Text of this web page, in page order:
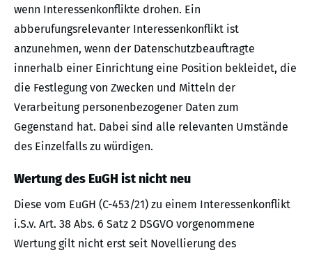
wenn Interessenkonflikte drohen. Ein
abberufungsrelevanter Interessenkonflikt ist
anzunehmen, wenn der Datenschutzbeauftragte
innerhalb einer Einrichtung eine Position bekleidet, die
die Festlegung von Zwecken und Mitteln der
Verarbeitung personenbezogener Daten zum
Gegenstand hat. Dabei sind alle relevanten Umstände
des Einzelfalls zu würdigen.
Wertung des EuGH ist nicht neu
Diese vom EuGH (C-453/21) zu einem Interessenkonflikt
i.S.v. Art. 38 Abs. 6 Satz 2 DSGVO vorgenommene
Wertung gilt nicht erst seit Novellierung des